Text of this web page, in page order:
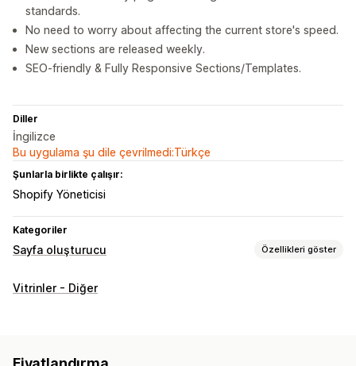
standards.
No need to worry about affecting the current store's speed.
New sections are released weekly.
SEO-friendly & Fully Responsive Sections/Templates.
Diller
İngilizce
Bu uygulama şu dile çevrilmedi:Türkçe
Şunlarla birlikte çalışır:
Shopify Yöneticisi
Kategoriler
Sayfa oluşturucu Özellikleri göster
Sayfa türleri
Vitrinler - Diğer